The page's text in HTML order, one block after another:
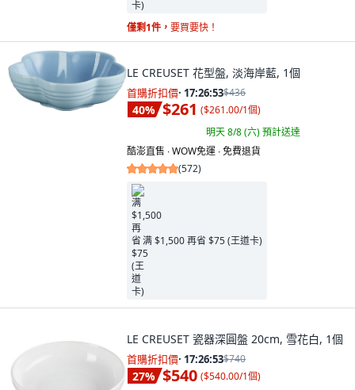
僅剩1件， 要買要快！
LE CREUSET 花型盤, 淡海岸藍, 1個
首購折扣價· 17:26:52$436
40% $261 ($261.00/1個)
明天 8/8 (六)預計送達
酷澎直售 ∙ WOW免運 ∙ 免費退貨
(572)
满 $1,500 再省 $75 (王道卡)
LE CREUSET 瓷器深圓盤 20cm, 雪花白, 1個
首購折扣價· 17:26:52$740
27% $540 ($540.00/1個)